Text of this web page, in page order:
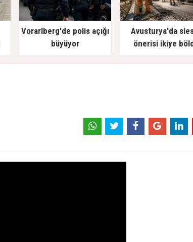
Vorarlberg'de polis açığı
büyüyor
Avusturya'da
önerisi ikiye